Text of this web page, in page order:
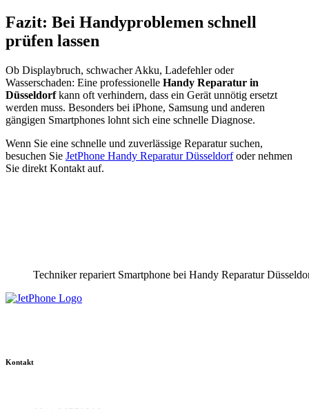
Fazit: Bei Handyproblemen schnell
prüfen lassen
Ob Displaybruch, schwacher Akku, Ladefehler oder
Wasserschaden: Eine professionelle Handy Reparatur in
Düsseldorfkann oft verhindern, dass ein Gerät unnötig ersetzt
werden muss. Besonders bei iPhone, Samsung und anderen
gängigen Smartphones lohnt sich eine schnelle Diagnose.
Wenn Sie eine schnelle und zuverlässige Reparatur suchen,
besuchen Sie JetPhone Handy Reparatur Düsseldorfoder nehmen
Sie direkt Kontakt auf.
Techniker repariert Smartphone bei Handy Reparatur
Kontakt